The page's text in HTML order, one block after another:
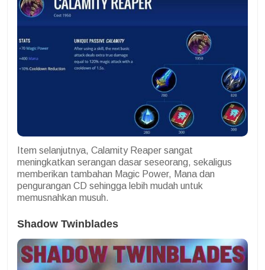
Item selanjutnya, Calamity Reaper sangat
meningkatkan serangan dasar seseorang, sekaligus
memberikan tambahan Magic Power, Mana dan
pengurangan CD sehingga lebih mudah untuk
memusnahkan musuh.
Shadow Twinblades